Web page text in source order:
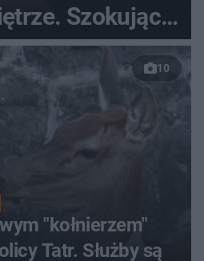
Szokujące
do sieci
10
"kołnierzem"
Tatr. Służby są